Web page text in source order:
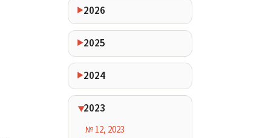
2026
2025
2024
2023
№ 12, 2023